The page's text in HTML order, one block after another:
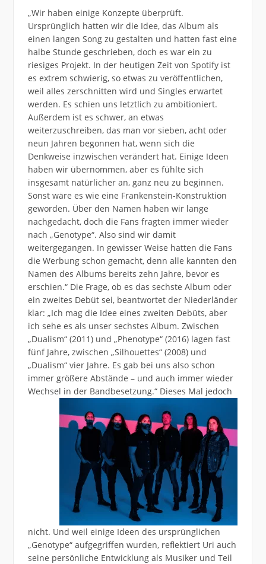
„Wir haben einige Konzepte überprüft.
Ursprünglich hatten wir die Idee, das Album als
einen langen Song zu gestalten und hatten fast eine
halbe Stunde geschrieben, doch es war ein zu
riesiges Projekt. In der heutigen Zeit von Spotify ist
es extrem schwierig, so etwas zu veröffentlichen,
weil alles zerschnitten wird und Singles erwartet
werden. Es schien uns letztlich zu ambitioniert.
Außerdem ist es schwer, an etwas
weiterzuschreiben, das man vor sieben, acht oder
neun Jahren begonnen hat, wenn sich die
Denkweise inzwischen verändert hat. Einige Ideen
haben wir übernommen, aber es fühlte sich
insgesamt natürlicher an, ganz neu zu beginnen.
Sonst wäre es wie eine Frankenstein-Konstruktion
geworden. Über den Namen haben wir lange
nachgedacht, doch die Fans fragten immer wieder
nach „Genotype“. Also sind wir damit
weitergegangen. In gewisser Weise hatten die Fans
die Werbung schon gemacht, denn alle kannten den
Namen des Albums bereits zehn Jahre, bevor es
erschien.“ Die Frage, ob es das sechste Album oder
ein zweites Debüt sei, beantwortet der Niederländer
klar: „Ich mag die Idee eines zweiten Debüts, aber
ich sehe es als unser sechstes Album. Zwischen
„Dualism“ (2011) und „Phenotype“ (2016) lagen fast
fünf Jahre, zwischen „Silhouettes“ (2008) und
„Dualism“ vier Jahre. Es gab bei uns also schon
immer größere Abstände – und auch immer wieder
Wechsel in der Bandbesetzung.“ Dieses Mal jedoch
nicht. Und weil einige Ideen des ursprünglichen
„Genotype“ aufgegriffen wurden, reflektiert Uri auch
seine persönliche Entwicklung als Musiker und Teil